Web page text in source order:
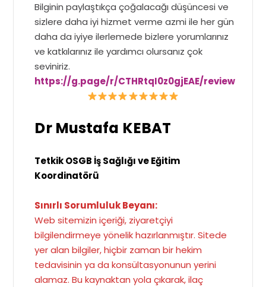
Bilginin paylaştıkça çoğalacağı düşüncesi ve
sizlere daha iyi hizmet verme azmi ile her gün
daha da iyiye ilerlemede bizlere yorumlarınız
ve katkılarınız ile yardımcı olursanız çok
seviniriz.
https://g.page/r/CTHRtqI0z0gjEAE/review
Dr Mustafa KEBAT
Tetkik OSGB İş Sağlığı ve Eğitim
Koordinatörü
Sınırlı Sorumluluk Beyanı:
Web sitemizin içeriği, ziyaretçiyi
bilgilendirmeye yönelik hazırlanmıştır. Sitede
yer alan bilgiler, hiçbir zaman bir hekim
tedavisinin ya da konsültasyonunun yerini
alamaz. Bu kaynaktan yola çıkarak, ilaç